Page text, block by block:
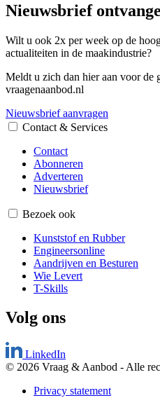
Nieuwsbrief
Wilt u ook 2x per week op de
actualiteiten in de maakindustrie?
Meldt u zich dan hier aan voor de
vraagenaanbod.nl
Nieuwsbrief aanvragen
Contact & Services
Contact
Abonneren
Adverteren
Nieuwsbrief
Bezoek ook
Kunststof en Rubber
Engineersonline
Aandrijven en Besturen
Wie Levert
T-Skills
Volg ons
LinkedIn
© 2026 Vraag & Aanbod - Alle
Privacy statement